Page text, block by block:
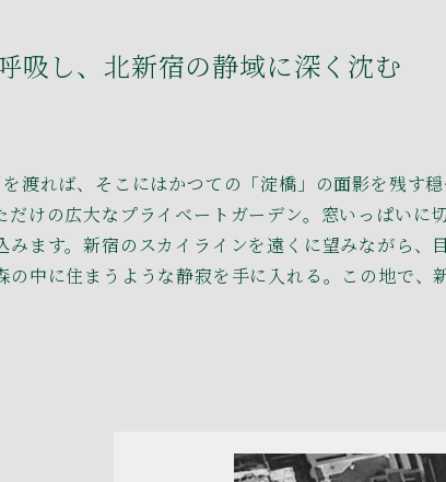
吸し、北新宿の静域に深く沈む
渡れば、そこにはかつての「淀橋」の面影を残す
けの広大なプライベートガーデン。窓いっぱいに
ます。新宿のスカイラインを遠くに望みながら、
中に住まうような静寂を手に入れる。この地で、